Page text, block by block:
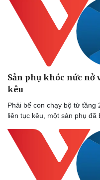
Dinh dưỡng - món ngon
Sản phụ khoa
Nhi khoa
Nam khoa
Làm đẹp - giảm cân
Phòng mạch online
Sản phụ khóc nức nở
kêu
Phải bế con chạy bộ từ tầng
liên tục kêu, một sản phụ đã